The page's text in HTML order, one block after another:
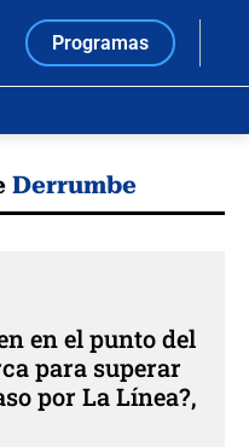
Programas
Derrumbe
en el punto del
para superar
por La Línea?,